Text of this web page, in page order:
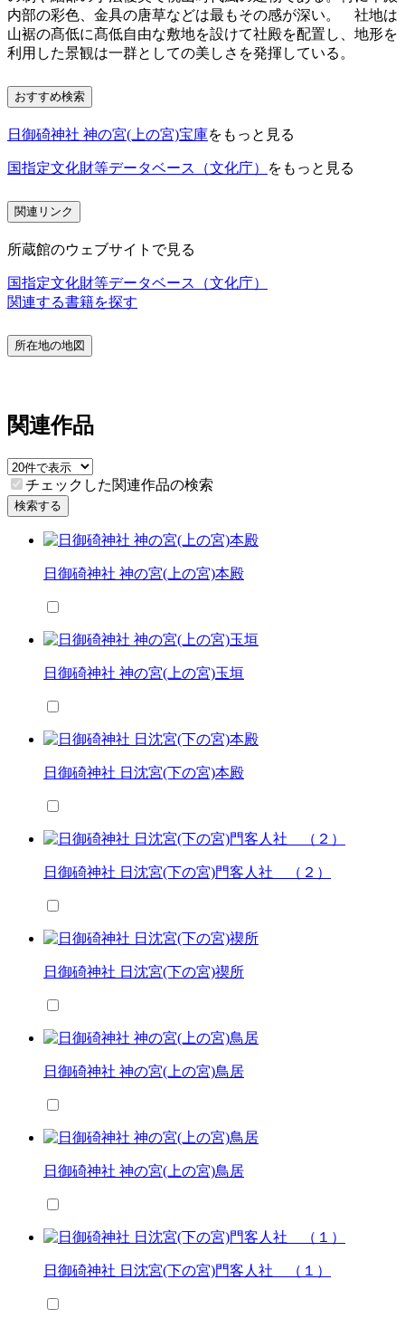
内部の彩色、金具の唐草などは最もその感が深い。 社地は
山裾の髙低に髙低自由な敷地を設けて社殿を配置し、地形を
利用した景観は一群としての美しさを発揮している。
おすすめ検索
日御碕神社 神の宮(上の宮)宝庫をもっと見る
国指定文化財等データベース（文化庁） をもっと見る
関連リンク
所蔵館のウェブサイトで見る
国指定文化財等データベース（文化庁）
関連する書籍を探す
所在地の地図
関連作品
チェックした関連作品の検索
検索する
日御碕神社 神の宮(上の宮)本殿
日御碕神社 神の宮(上の宮)玉垣
日御碕神社 日沈宮(下の宮)本殿
日御碕神社 日沈宮(下の宮)門客人社 （２）
日御碕神社 日沈宮(下の宮)禊所
日御碕神社 神の宮(上の宮)鳥居
日御碕神社 神の宮(上の宮)鳥居
日御碕神社 日沈宮(下の宮)門客人社 （１）